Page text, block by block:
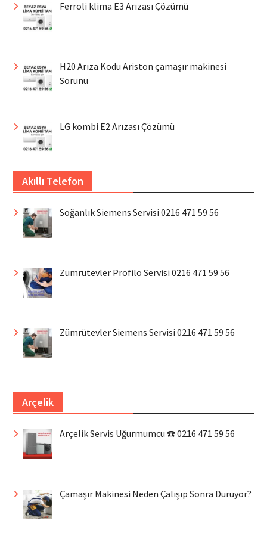
Ferroli klima E3 Arızası Çözümü
H20 Arıza Kodu Ariston çamaşır makinesi
Sorunu
LG kombi E2 Arızası Çözümü
Akıllı Telefon
Soğanlık Siemens Servisi 0216 471 59 56
Zümrütevler Profilo Servisi 0216 471 59 56
Zümrütevler Siemens Servisi 0216 471 59 56
Arçelik
Arçelik Servis Uğurmumcu ☎️ 0216 471 59 56
Çamaşır Makinesi Neden Çalışıp Sonra Duruyor?